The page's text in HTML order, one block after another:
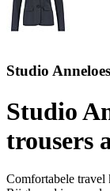
Studio
Studio
trousers
Comfortabele travel